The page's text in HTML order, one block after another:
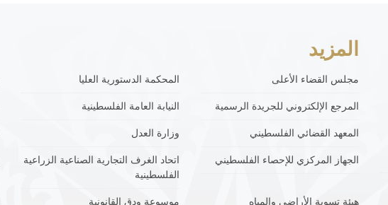
المزيد
مجلس القضاء الأعلى المحكمة الدستورية العليا
المرجع الإلكتروني للجريدة الرسمية النيابة العامة الفلسطينية
المعهد القضائي الفلسطيني وزارة العدل
الجهاز المركزي للإحصاء الفلسطيني
اتحاد الغرف التجارية الصناعية الزراعية
الفلسطينية
هيئة تسوية الأراضي والمياه موسوعة ودق القانونية